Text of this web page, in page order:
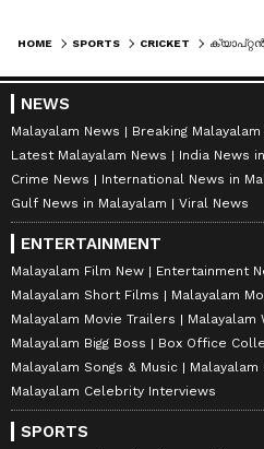
HOME SPORTS CRICKET
NEWS
Malayalam News
Breaking Malayalam
Latest Malayalam News
India News
Crime News
International News in
Gulf News in Malayalam
Viral News
ENTERTAINMENT
Malayalam Film New
Entertainment
Malayalam Short Films
Malayalam
Malayalam Movie Trailers
Malayalam
Malayalam Bigg Boss
Box Office
Malayalam Songs & Music
Malayalam
Malayalam Celebrity Interviews
SPORTS